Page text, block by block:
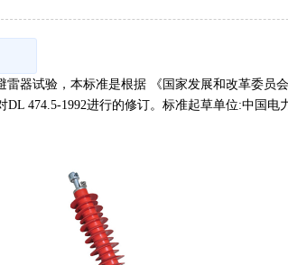
器试验，本标准是根据 《国家发展和改革委员
474.5-1992进行的修订。标准起草单位:中国电